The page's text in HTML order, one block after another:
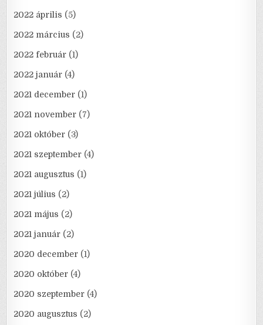
2022 április (5)
2022 március (2)
2022 február (1)
2022 január (4)
2021 december (1)
2021 november (7)
2021 október (3)
2021 szeptember (4)
2021 augusztus (1)
2021 július (2)
2021 május (2)
2021 január (2)
2020 december (1)
2020 október (4)
2020 szeptember (4)
2020 augusztus (2)